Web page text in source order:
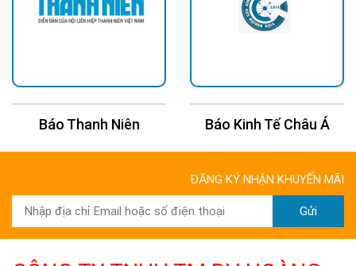
Báo Thanh Niên Báo Kinh Tế Châu Á
ĐĂNG KÝ NHẬN KHUYẾN MÃI
Gửi